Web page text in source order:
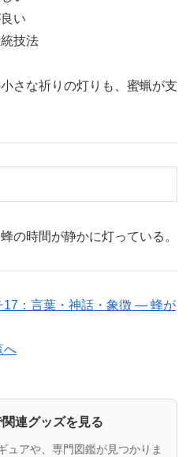
い
技法
さな祈りの灯りも、蜜蝋が支
の時間が静かに灯っている。
17：言葉・神話・象徴 ― 蜂が
へ
連グッズを見る
ュアや、専門図鑑が見つかりま